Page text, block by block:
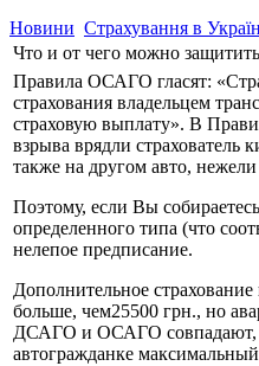
Новини Страхування в
Что и от чего можно
Правила ОСАГО гласят:
страхования владельцем
страховую выплату». В
взрыва врядли
также на другом авто,
Поэтому, если Вы
определенного типа (что
нелепое предписание.
Дополнительное
больше, чем25500 грн., но
ДСАГО и ОСАГО совпадают, а
автогражданке